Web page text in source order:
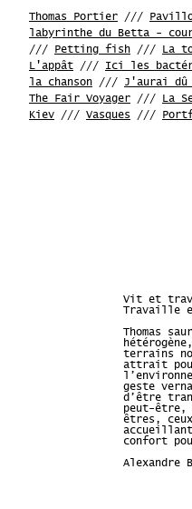
Thomas Portier ///
labyrinthe du Betta -
///
Petting fish /// La
L'appât /// Ici les
la chanson /// J'aurai
The Fair Voyager /// La
Kiev /// Vasques ///
Vit et
Travaille
Thomas
terrains
attrait
geste
d’être
peut-être,
êtres,
confort
Alexandre